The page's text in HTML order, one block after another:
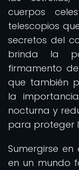
cuerpos
telescopios
secretos del
brinda la
firmamento
que también
la
nocturna y
para proteger
Sumergirse
en un mundo